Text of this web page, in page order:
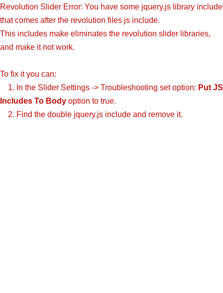
Revolution Slider Error: You have some jquery.js library include
that comes after the revolution files js include.
This includes make eliminates the revolution slider libraries,
and make it not work.
To fix it you can:
1. In the Slider Settings -> Troubleshooting set option: Put JS
Includes To Body option to true.
2. Find the double jquery.js include and remove it.